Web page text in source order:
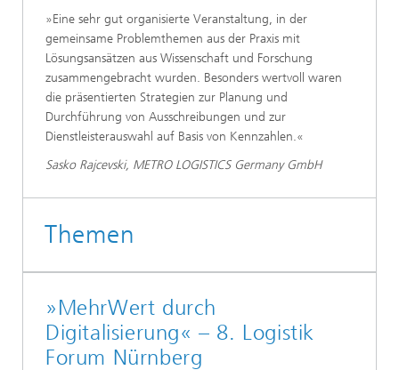
»Eine sehr gut organisierte Veranstaltung, in der
gemeinsame Problemthemen aus der Praxis mit
Lösungsansätzen aus Wissenschaft und Forschung
zusammengebracht wurden. Besonders wertvoll waren
die präsentierten Strategien zur Planung und
Durchführung von Ausschreibungen und zur
Dienstleisterauswahl auf Basis von Kennzahlen.«
Sasko Rajcevski, METRO LOGISTICS Germany GmbH
Themen
»MehrWert durch
Digitalisierung« – 8. Logistik
Forum Nürnberg